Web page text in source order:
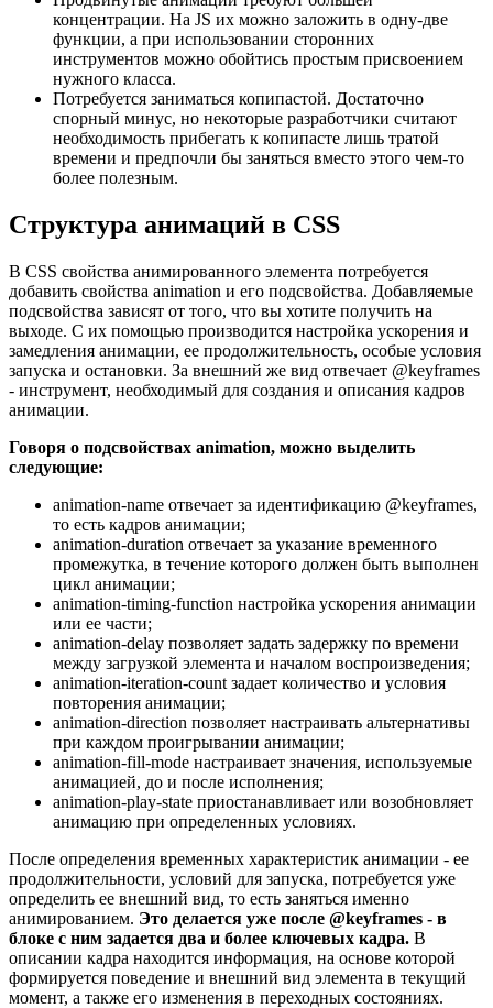
концентрации. На JS их можно заложить в одну-две
функции, а при использовании сторонних
инструментов можно обойтись простым присвоением
нужного класса.
Потребуется заниматься копипастой. Достаточно
спорный минус, но некоторые разработчики считают
необходимость прибегать к копипасте лишь тратой
времени и предпочли бы заняться вместо этого чем-то
более полезным.
Структура анимаций в CSS
В CSS свойства анимированного элемента потребуется
добавить свойства animation и его подсвойства. Добавляемые
подсвойства зависят от того, что вы хотите получить на
выходе. С их помощью производится настройка ускорения и
замедления анимации, ее продолжительность, особые условия
запуска и остановки. За внешний же вид отвечает @keyframes
- инструмент, необходимый для создания и описания кадров
анимации.
Говоря о подсвойствах animation, можно выделить
следующие:
animation-name отвечает за идентификацию @keyframes,
то есть кадров анимации;
animation-duration отвечает за указание временного
промежутка, в течение которого должен быть выполнен
цикл анимации;
animation-timing-function настройка ускорения анимации
или ее части;
animation-delay позволяет задать задержку по времени
между загрузкой элемента и началом воспроизведения;
animation-iteration-count задает количество и условия
повторения анимации;
animation-direction позволяет настраивать альтернативы
при каждом проигрывании анимации;
animation-fill-mode настраивает значения, используемые
анимацией, до и после исполнения;
animation-play-state приостанавливает или возобновляет
анимацию при определенных условиях.
После определения временных характеристик анимации - ее
продолжительности, условий для запуска, потребуется уже
определить ее внешний вид, то есть заняться именно
анимированием. Это делается уже после @keyframes - в
блоке с ним задается два и более ключевых кадра. В
описании кадра находится информация, на основе которой
формируется поведение и внешний вид элемента в текущий
момент, а также его изменения в переходных состояниях.